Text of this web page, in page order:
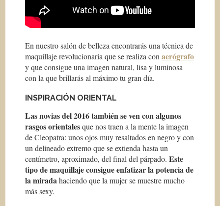
En nuestro salón de belleza encontrarás una técnica de
maquillaje revolucionaria que se realiza conaerógrafo
y que consigue una imagen natural, lisa y luminosa
con la que brillarás al máximo tu gran día.
INSPIRACIÓN ORIENTAL
Las novias del 2016 también se ven con algunos
rasgos orientalesque nos traen a la mente la imagen
de Cleopatra: unos ojos muy resaltados en negro y con
un delineado extremo que se extienda hasta un
centímetro, aproximado, del final del párpado.Este
tipo de maquillaje consigue enfatizar la potencia de
la miradahaciendo que la mujer se muestre mucho
más sexy.